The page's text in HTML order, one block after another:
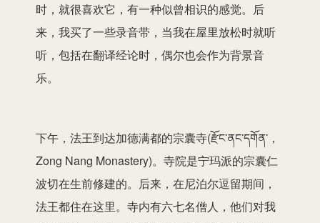
时，就很喜欢它，有一种似曾相识的感觉。后
来，我买了一些录音带，当我在屋里放松时就听
听，包括在翻译经论时，偶尔也会作为背景音
乐。
下午，法王到达加德满都的宗囊寺(རྫོང་ནང་དགོན་，
Zong Nang Monastery)。寺院是宁玛派的宗囊仁
波切在生前修建的。后来，在尼泊尔逗留期间，
法王都住在这里。寺内有六七名僧人，他们对我